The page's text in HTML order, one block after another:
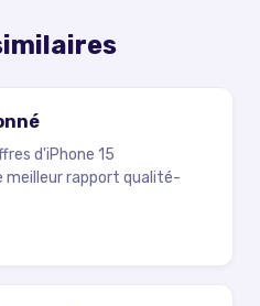
d'iPhone 15
meilleur rapport qualité-